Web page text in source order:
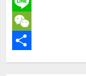
Line
WeChat
分